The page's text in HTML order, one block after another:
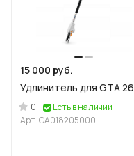
15 000 руб.
Удлинитель для GTA 26
0
Есть в наличии
Арт.GA018205000